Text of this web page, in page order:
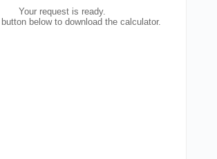
Your request is ready.
below to download the calculator.